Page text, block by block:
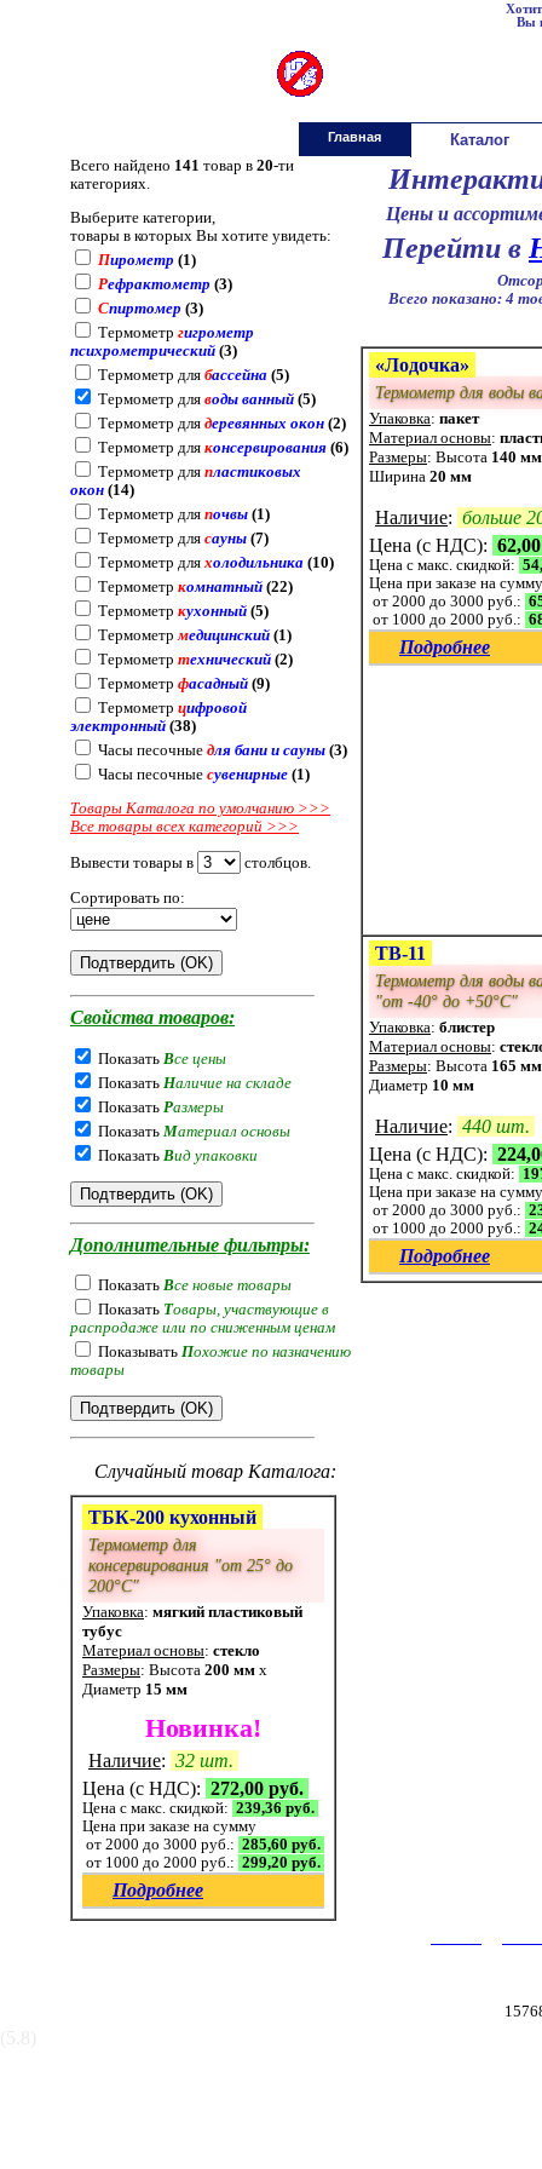
Вы
Главная Каталог
Всего найдено 141 товар в 20-ти
категориях.
Выберите категории,
товары в которых Вы хотите увидеть:
Пирометр (1)
Рефрактометр (3)
Спиртомер (3)
Термометр гигрометр
психрометрический (3)
Термометр для бассейна (5)
Термометр для воды ванный (5)
Термометр для деревянных окон (2)
Термометр для консервирования (6)
Термометр для пластиковых
окон (14)
Термометр для почвы (1)
Термометр для сауны (7)
Термометр для холодильника (10)
Термометр комнатный (22)
Термометр кухонный (5)
Термометр медицинский (1)
Термометр технический (2)
Термометр фасадный (9)
Термометр цифровой
электронный (38)
Часы песочные для бани и сауны (3)
Часы песочные сувенирные (1)
Товары Каталога по умолчанию >>>
Все товары всех категорий >>>
Вывести товары в столбцов.
Сортировать по:
Свойства товаров:
Показать Все цены
Показать Наличие на складе
Показать Размеры
Показать Материал основы
Показать Вид упаковки
Дополнительные фильтры:
Показать Все новые товары
Показать Товары, участвующие в
распродаже или по сниженным ценам
Показывать Похожие по назначению
товары
Случайный товар Каталога:
ТБК-200 кухонный
Термометр для
консервирования "от 25° до
200°С"
Упаковка: мягкий пластиковый
тубус
Материал основы: стекло
Размеры: Высота 200 мм x
Диаметр 15 мм
Новинка!
Наличие: 32 шт.
Цена (с НДС): 272,00 руб.
Цена с макс. скидкой: 239,36 руб.
Цена при заказе на сумму
от 2000 до 3000 руб.: 285,60 руб.
от 1000 до 2000 руб.: 299,20 руб.
Подробнее
Цены и
Перейти в
Всего показано: 4
«Лодочка»
Термометр для воды
Упаковка: пакет
Материал основы:
Размеры: Высота 140 мм
Ширина 20 мм
Наличие: больше
Цена (с НДС):
Цена с макс. скидкой:
Цена при заказе на сумму
от 2000 до 3000 руб.:
от 1000 до 2000 руб.:
Подробнее
ТВ-11
Термометр для воды
"от -40° до +50°С"
Упаковка: блистер
Материал основы:
Размеры: Высота 165 мм
Диаметр 10 мм
Наличие: 440 шт.
Цена (с НДС):
Цена с макс. скидкой:
Цена при заказе на сумму
от 2000 до 3000 руб.:
от 1000 до 2000 руб.:
Подробнее